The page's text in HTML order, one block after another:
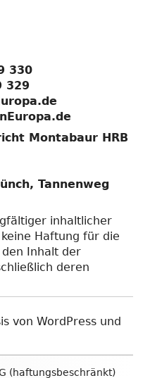
330
329
Montabaur HRB
Tannenweg
inhaltlicher
Haftung für die
den Inhalt der
deren
von WordPress und
(haftungsbeschränkt)